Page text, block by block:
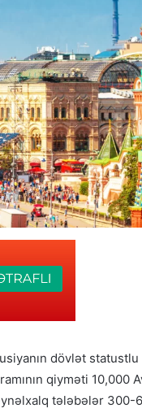
dövlət
qiyməti 10,000
tələbələr 300-